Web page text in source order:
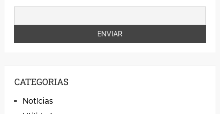
CATEGORIAS
Notícias